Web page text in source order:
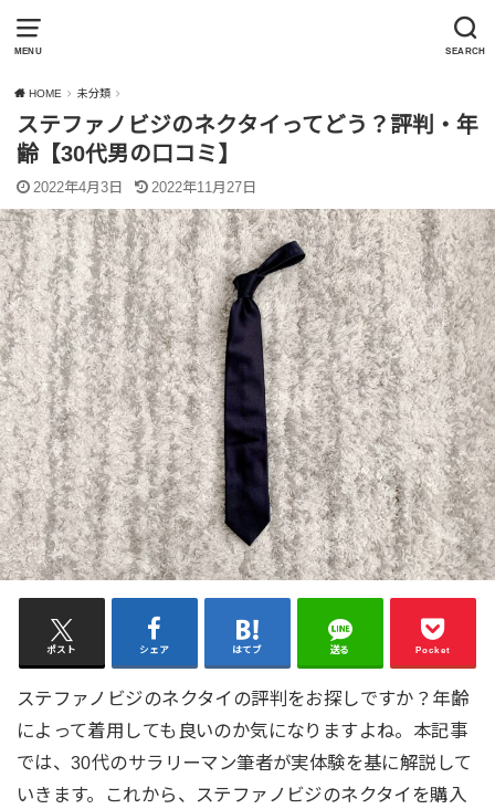
MENU SEARCH
HOME 未分類
ステファノビジのネクタイってどう？評判・年
齢【30代男の口コミ】
2022年4月3日 2022年11月27日
ポスト シェア はてブ 送る Pocket
ステファノビジのネクタイの評判をお探しですか？年齢
によって着用しても良いのか気になりますよね。本記事
では、30代のサラリーマン筆者が実体験を基に解説して
いきます。これから、ステファノビジのネクタイを購入